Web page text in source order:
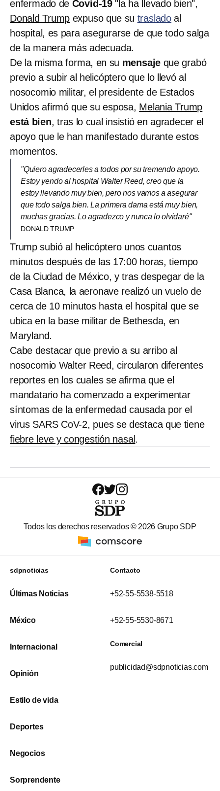
enfermado de Covid-19 "la ha llevado bien",
Donald Trump expuso que su traslado al
hospital, es para asegurarse de que todo salga
de la manera más adecuada.
De la misma forma, en su mensaje que grabó
previo a subir al helicóptero que lo llevó al
nosocomio militar, el presidente de Estados
Unidos afirmó que su esposa, Melania Trump
está bien, tras lo cual insistió en agradecer el
apoyo que le han manifestado durante estos
momentos.
"Quiero agradecerles a todos por su tremendo apoyo.
Estoy yendo al hospital Walter Reed, creo que la
estoy llevando muy bien, pero nos vamos a asegurar
que todo salga bien. La primera dama está muy bien,
muchas gracias. Lo agradezco y nunca lo olvidaré"
DONALD TRUMP
Trump subió al helicóptero unos cuantos
minutos después de las 17:00 horas, tiempo
de la Ciudad de México, y tras despegar de la
Casa Blanca, la aeronave realizó un vuelo de
cerca de 10 minutos hasta el hospital que se
ubica en la base militar de Bethesda, en
Maryland.
Cabe destacar que previo a su arribo al
nosocomio Walter Reed, circularon diferentes
reportes en los cuales se afirma que el
mandatario ha comenzado a experimentar
síntomas de la enfermedad causada por el
virus SARS CoV-2, pues se destaca que tiene
fiebre leve y congestión nasal.
Todos los derechos reservados © 2026 Grupo SDP
sdpnoticias
Últimas Noticias
México
Internacional
Opinión
Estilo de vida
Deportes
Negocios
Sorprendente
Contacto
+52-55-5538-5518
+52-55-5530-8671
Comercial
publicidad@sdpnoticias.com